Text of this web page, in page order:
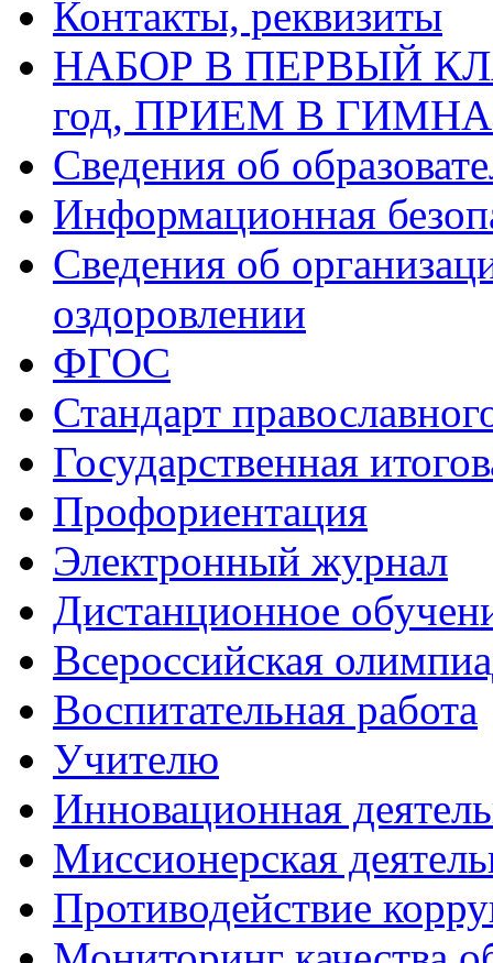
Контакты, реквизиты
НАБОР В ПЕРВЫЙ
год, ПРИЕМ В
Сведения об
Информационная
Сведения об
оздоровлении
ФГОС
Стандарт
Государственная
Профориентация
Электронный журнал
Дистанционное
Всероcсийская
Воспитательная работа
Учителю
Инновационная
Миссионерская
Противодействие